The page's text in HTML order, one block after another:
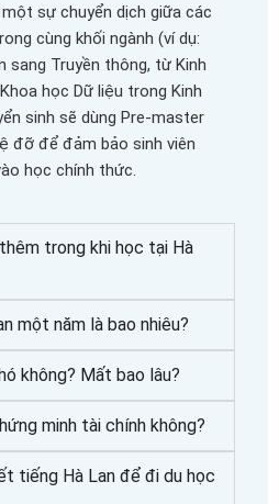
sự chuyển dịch giữa các
cùng khối ngành (ví dụ:
sang Truyền thông, từ Kinh
học Dữ liệu trong Kinh
sinh sẽ dùng Pre-master
đỡ để đảm bảo sinh viên
học chính thức.
trong khi học tại Hà
một năm là bao nhiêu?
không? Mất bao lâu?
minh tài chính không?
tiếng Hà Lan để đi du học